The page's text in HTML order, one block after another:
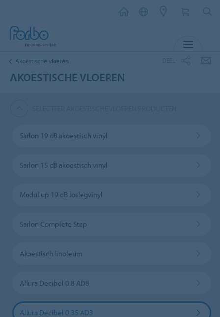
Akoestische vloeren
AKOESTISCHE VLOEREN
Sarlon 19 dB akoestisch vinyl
Sarlon 15 dB akoestisch vinyl
Modul'up 19 dB loslegvinyl
Sarlon Complete Step
Akoestisch linoleum
Allura Decibel 0.8 AD8
Allura Decibel 0.35 AD3